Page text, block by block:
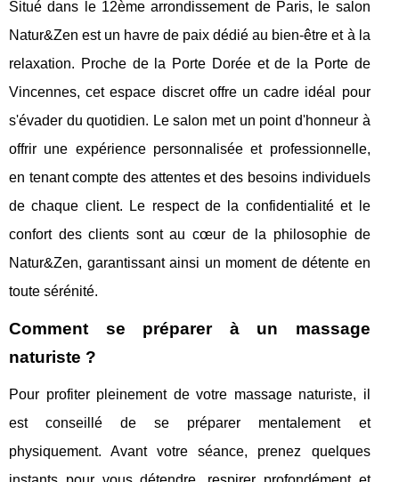
Situé dans le 12ème arrondissement de Paris, le salon
Natur&Zen est un havre de paix dédié au bien-être et à la
relaxation. Proche de la Porte Dorée et de la Porte de
Vincennes, cet espace discret offre un cadre idéal pour
s'évader du quotidien. Le salon met un point d'honneur à
offrir une expérience personnalisée et professionnelle,
en tenant compte des attentes et des besoins individuels
de chaque client. Le respect de la confidentialité et le
confort des clients sont au cœur de la philosophie de
Natur&Zen, garantissant ainsi un moment de détente en
toute sérénité.
Comment se préparer à un massage
naturiste ?
Pour profiter pleinement de votre massage naturiste, il
est conseillé de se préparer mentalement et
physiquement. Avant votre séance, prenez quelques